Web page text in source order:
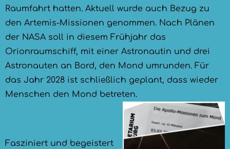
Raumfahrt hatten. Aktuell wurde auch Bezug zu
den Artemis-Missionen genommen. Nach Plänen
der NASA soll in diesem Frühjahr das
Orionraumschiff, mit einer Astronautin und drei
Astronauten an Bord, den Mond umrunden. Für
das Jahr 2028 ist schließlich geplant, dass wieder
Menschen den Mond betreten.
Fasziniert und begeistert